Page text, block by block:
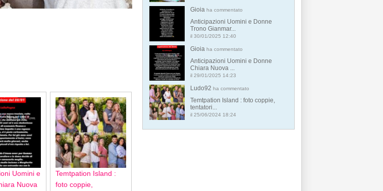
Uomini e
Nuova
Temtpation Island :
foto coppie,
Gioia ha commentato
Anticipazioni Uomini e Donne
Trono Gianmar...
il 30/01/2025 12:40
Gioia ha commentato
Anticipazioni Uomini e Donne
Chiara Nuova ...
il 29/01/2025 14:23
Ludo92 ha commentato
Temtpation Island : foto coppie,
tentatori...
il 25/06/2024 18:24